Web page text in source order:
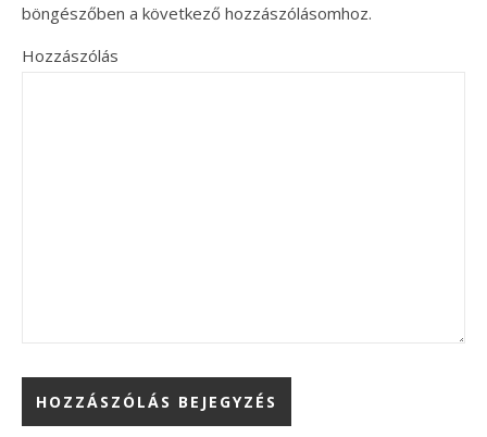
böngészőben a következő hozzászólásomhoz.
Hozzászólás